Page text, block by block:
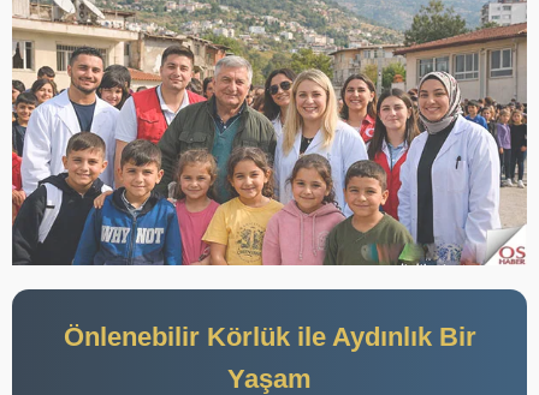
Önlenebilir Körlük ile Aydınlık Bir
Yaşam